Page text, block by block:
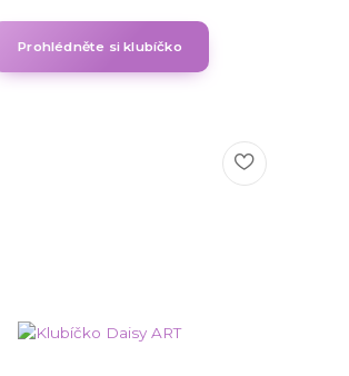
Prohlédněte si klubíčko